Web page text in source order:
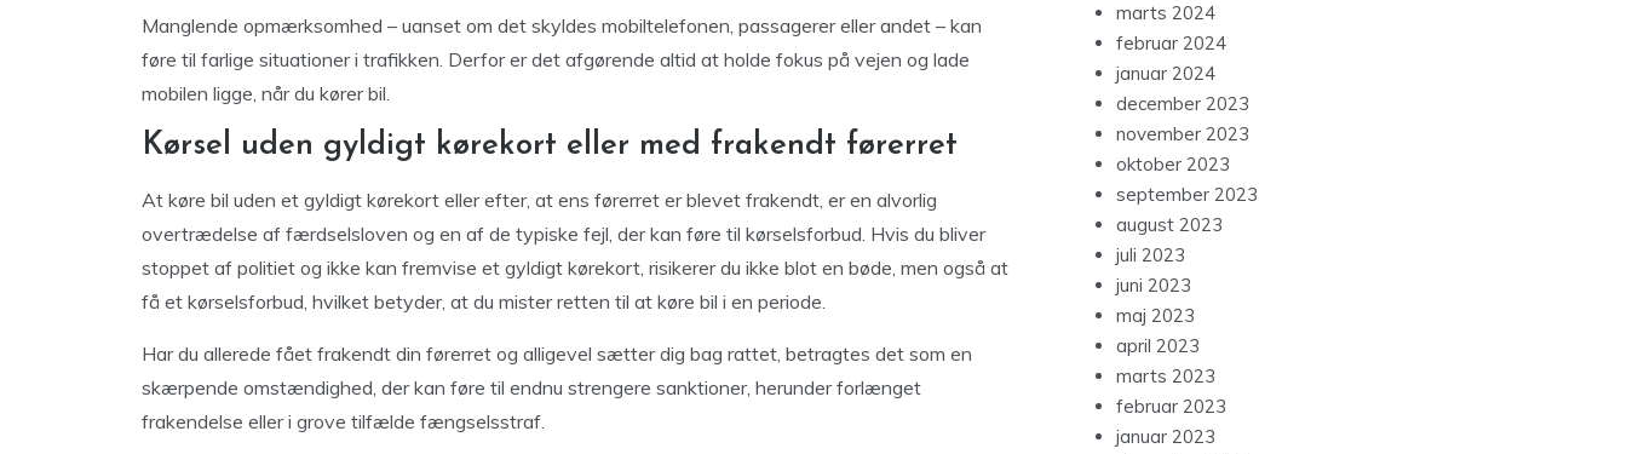
Manglende opmærksomhed – uanset om det skyldes mobiltelefonen, passagerer eller andet – kan
føre til farlige situationer i trafikken. Derfor er det afgørende altid at holde fokus på vejen og lade
mobilen ligge, når du kører bil.
Kørsel uden gyldigt kørekort eller med frakendt førerret
At køre bil uden et gyldigt kørekort eller efter, at ens førerret er blevet frakendt, er en alvorlig
overtrædelse af færdselsloven og en af de typiske fejl, der kan føre til kørselsforbud. Hvis du bliver
stoppet af politiet og ikke kan fremvise et gyldigt kørekort, risikerer du ikke blot en bøde, men også at
få et kørselsforbud, hvilket betyder, at du mister retten til at køre bil i en periode.
Har du allerede fået frakendt din førerret og alligevel sætter dig bag rattet, betragtes det som en
skærpende omstændighed, der kan føre til endnu strengere sanktioner, herunder forlænget
frakendelse eller i grove tilfælde fængselsstraf.
marts 2024
februar 2024
januar 2024
december 2023
november 2023
oktober 2023
september 2023
august 2023
juli 2023
juni 2023
maj 2023
april 2023
marts 2023
februar 2023
januar 2023